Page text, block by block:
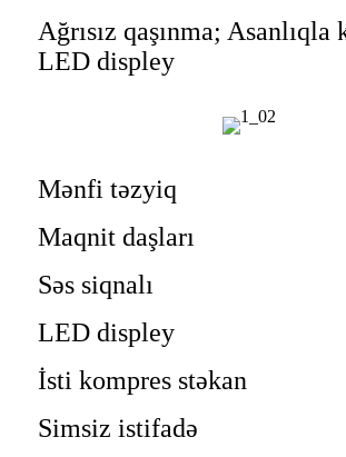
Ağrısız qaşınma; Asanlıqla
LED displey
Mənfi təzyiq
Maqnit daşları
Səs siqnalı
LED displey
İsti kompres stəkan
Simsiz istifadə